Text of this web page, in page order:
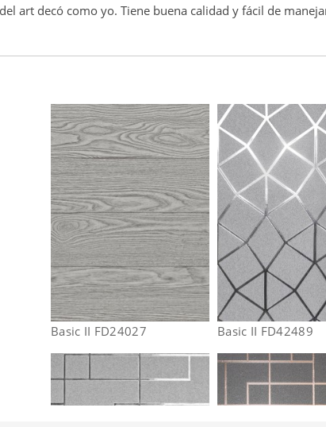
art decó como yo. Tiene buena calidad y fácil de
Basic II FD24027 Basic II FD42489